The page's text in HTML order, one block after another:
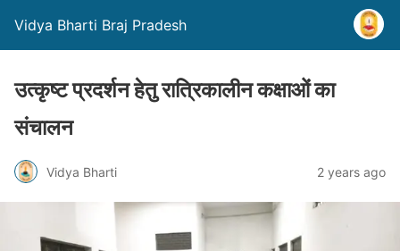
Vidya Bharti Braj Pradesh
उत्कृष्ट प्रदर्शन हेतु रात्रिकालीन कक्षाओं का
संचालन
Vidya Bharti 2 years ago